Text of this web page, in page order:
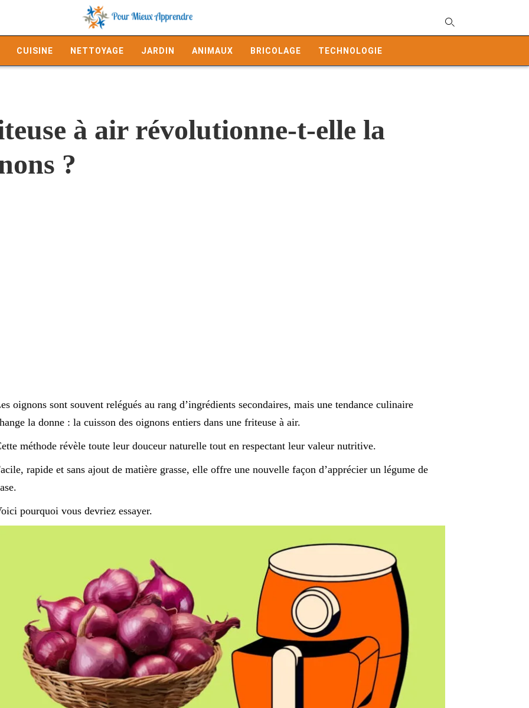
CUISINE NETTOYAGE JARDIN ANIMAUX BRICOLAGE TECHNOLOGIE
à air révolutionne-t-elle la
?
oignons sont souvent relégués au rang d’ingrédients secondaires, mais une tendance culinaire
la donne : la cuisson des oignons entiers dans une friteuse à air.
méthode révèle toute leur douceur naturelle tout en respectant leur valeur nutritive.
rapide et sans ajout de matière grasse, elle offre une nouvelle façon d’apprécier un légume de
pourquoi vous devriez essayer.